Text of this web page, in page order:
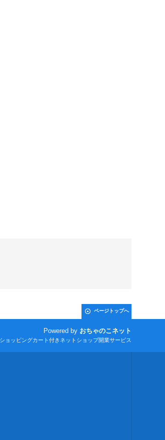
ページトップへ
Powered by おちゃのこネット
ョッピングカート付きネットショップ開業サービス